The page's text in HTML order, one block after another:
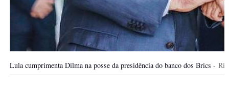
Lula cumprimenta Dilma na posse da presidência do banco dos Brics -